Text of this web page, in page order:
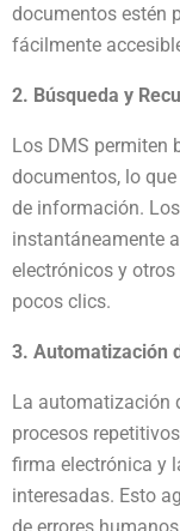
documentos estén
fácilmente
2. Búsqueda y
Los DMS permiten
documentos, lo
de información.
instantáneamente
electrónicos y
pocos clics.
3. Automatización
La automatización
procesos
firma electrónica y
interesadas. Esto